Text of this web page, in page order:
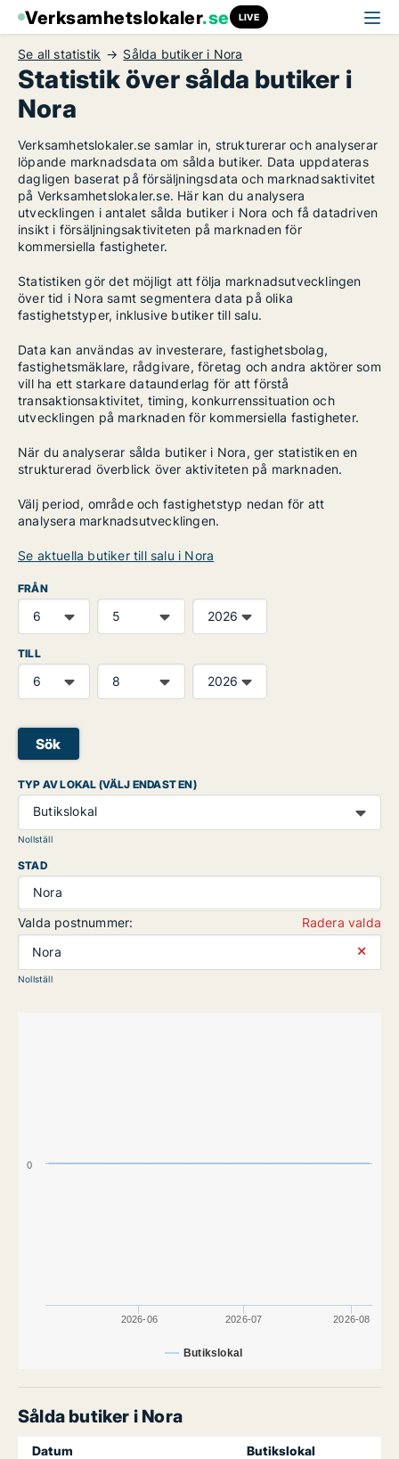
Verksamhetslokaler.se LIVE
Se all statistik Sålda butiker i Nora
Statistik över sålda butiker i
Nora
Verksamhetslokaler.se samlar in, strukturerar och analyserar
löpande marknadsdata om sålda butiker. Data uppdateras
dagligen baserat på försäljningsdata och marknadsaktivitet
på Verksamhetslokaler.se. Här kan du analysera
utvecklingen i antalet sålda butiker i Nora och få datadriven
insikt i försäljningsaktiviteten på marknaden för
kommersiella fastigheter.
Statistiken gör det möjligt att följa marknadsutvecklingen
över tid i Nora samt segmentera data på olika
fastighetstyper, inklusive butiker till salu.
Data kan användas av investerare, fastighetsbolag,
fastighetsmäklare, rådgivare, företag och andra aktörer som
vill ha ett starkare dataunderlag för att förstå
transaktionsaktivitet, timing, konkurrenssituation och
utvecklingen på marknaden för kommersiella fastigheter.
När du analyserar sålda butiker i Nora, ger statistiken en
strukturerad överblick över aktiviteten på marknaden.
Välj period, område och fastighetstyp nedan för att
analysera marknadsutvecklingen.
Se aktuella butiker till salu i Nora
FRÅN
TILL
Sök
TYP AV LOKAL (VÄLJ ENDAST EN)
Butikslokal
Nollställ
STAD
Nora
Valda postnummer:
Radera valda
Nora
⨯
Nollställ
Butikslokal
2026-06 2026-07 2026-08
0
Sålda butiker i Nora
Datum
Butikslokal